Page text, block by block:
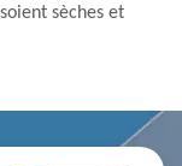
sèches et